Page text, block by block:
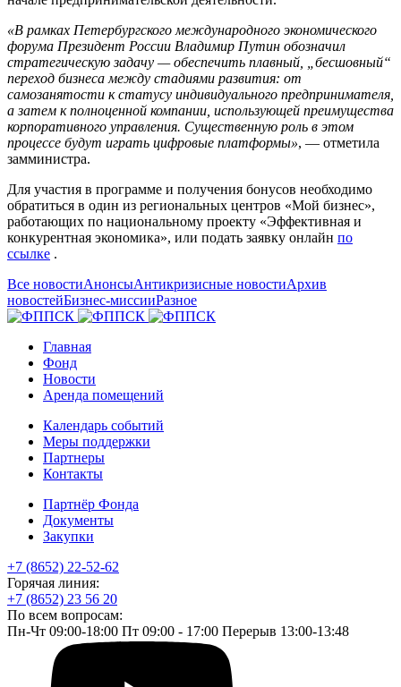
«В рамках Петербургского международного экономического
форума Президент России Владимир Путин обозначил
стратегическую задачу — обеспечить плавный, „бесшовный“
переход бизнеса между стадиями развития: от
самозанятости к статусу индивидуального предпринимателя,
а затем к полноценной компании, использующей преимущества
корпоративного управления. Существенную роль в этом
процессе будут играть цифровые платформы», — отметила
замминистра.
Для участия в программе и получения бонусов необходимо
обратиться в один из региональных центров «Мой бизнес»,
работающих по национальному проекту «Эффективная и
конкурентная экономика», или подать заявку онлайн по
ссылке .
Все новостиАнонсыАнтикризисные новостиАрхив
новостейБизнес-миссииРазное
Главная
Фонд
Новости
Аренда помещений
Календарь событий
Меры поддержки
Партнеры
Контакты
Партнёр Фонда
Документы
Закупки
+7 (8652) 22-52-62
Горячая линия:
+7 (8652) 23 56 20
По всем вопросам:
Пн-Чт 09:00-18:00 Пт 09:00 - 17:00 Перерыв 13:00-13:48